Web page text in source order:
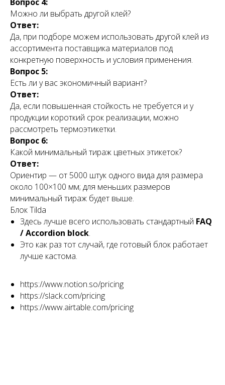
Можно ли выбрать другой клей?
Ответ:
Да, при подборе можем использовать другой клей из
ассортимента поставщика материалов под
конкретную поверхность и условия применения.
Вопрос 5:
Есть ли у вас экономичный вариант?
Ответ:
Да, если повышенная стойкость не требуется и у
продукции короткий срок реализации, можно
рассмотреть термоэтикетки.
Вопрос 6:
Какой минимальный тираж цветных этикеток?
Ответ:
Ориентир — от 5000 штук одного вида для размера
около 100×100 мм; для меньших размеров
минимальный тираж будет выше.
Блок Tilda
Здесь лучше всего использовать стандартный FAQ
/ Accordion block.
Это как раз тот случай, где готовый блок работает
лучше кастома.
https://www.notion.so/pricing
https://slack.com/pricing
https://www.airtable.com/pricing
+7
Я соглашаюсь с правилами политики
конфиденциальности
Перезвоните мне